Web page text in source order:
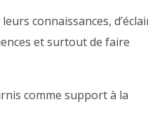
connaissances,
et surtout de faire
comme support à la